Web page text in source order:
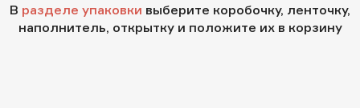
В разделе упаковки выберите коробочку, ленточку,
наполнитель, открытку и положите их в корзину